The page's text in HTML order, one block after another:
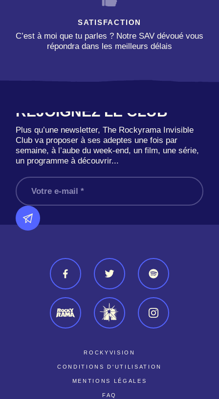
SATISFACTION
C’est à moi que tu parles ? Notre SAV dévoué vous
répondra dans les meilleurs délais
REJOIGNEZ LE CLUB
Plus qu’une newsletter, The Rockyrama Invisible
Club va proposer à ses adeptes une fois par
semaine, à l’aube du week-end, un film, une série,
un programme à découvrir...
ROCKYVISION
CONDITIONS D'UTILISATION
MENTIONS LÉGALES
FAQ